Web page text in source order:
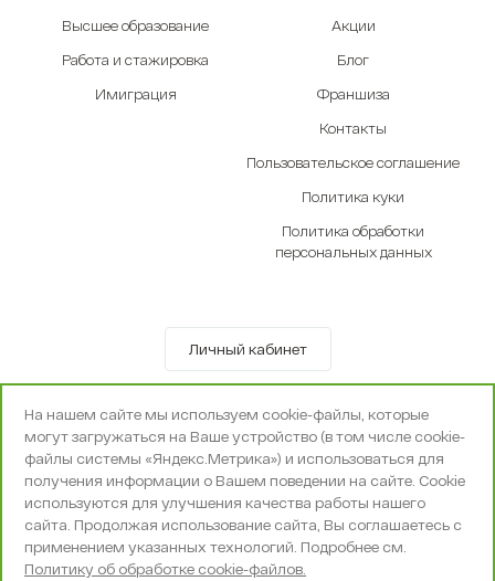
Высшее образование
Работа и стажировка
Имиграция
Акции
Блог
Франшиза
Контакты
Пользовательское соглашение
Политика куки
Политика обработки
персональных данных
Личный кабинет
© OOO «Экселенте» 2010-2026 г.
Политика конфиденциальности
Поддержка и сопровождение -Вебпространство
На нашем сайте мы используем cookie-файлы, которые
могут загружаться на Ваше устройство (в том числе cookie-
файлы системы «Яндекс.Метрика») и использоваться для
получения информации о Вашем поведении на сайте. Cookie
используются для улучшения качества работы нашего
сайта. Продолжая использование сайта, Вы соглашаетесь с
применением указанных технологий. Подробнее см.
Политику об обработке cookie-файлов.